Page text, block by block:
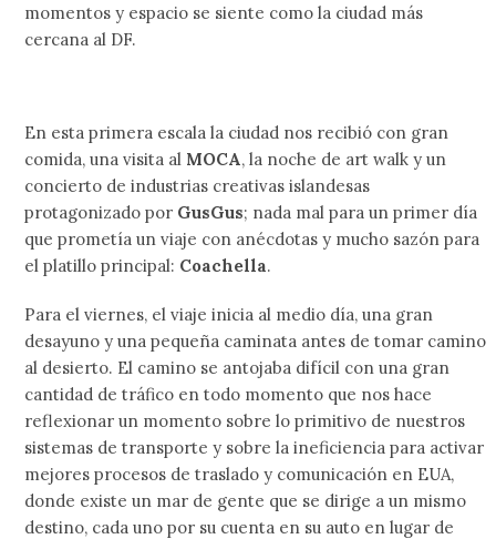
momentos y espacio se siente como la ciudad más
cercana al DF.
En esta primera escala la ciudad nos recibió con gran
comida, una visita al MOCA, la noche de art walk y un
concierto de industrias creativas islandesas
protagonizado por GusGus; nada mal para un primer día
que prometía un viaje con anécdotas y mucho sazón para
el platillo principal: Coachella.
Para el viernes, el viaje inicia al medio día, una gran
desayuno y una pequeña caminata antes de tomar camino
al desierto. El camino se antojaba difícil con una gran
cantidad de tráfico en todo momento que nos hace
reflexionar un momento sobre lo primitivo de nuestros
sistemas de transporte y sobre la ineficiencia para activar
mejores procesos de traslado y comunicación en EUA,
donde existe un mar de gente que se dirige a un mismo
destino, cada uno por su cuenta en su auto en lugar de